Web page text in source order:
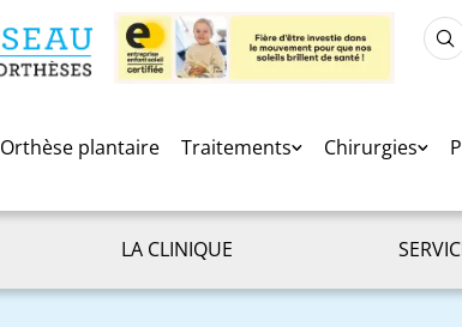
Orthèse plantaire Traitements Chirurgies
LA CLINIQUE